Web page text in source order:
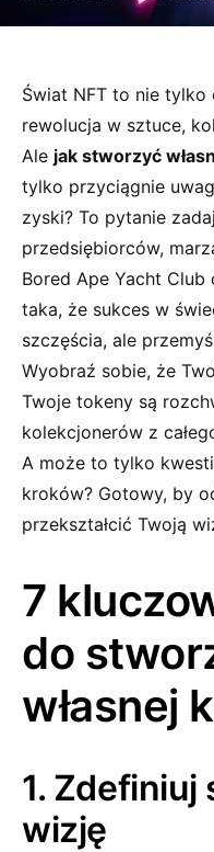
Świat NFT to nie
rewolucja w sztuce,
Ale jak stworzyć
tylko przyciągnie
zyski? To pytanie
przedsiębiorców,
Bored Ape Yacht
taka, że sukces w
szczęścia, ale
Wyobraź sobie, że
Twoje tokeny są
kolekcjonerów z
A może to tylko
kroków? Gotowy, by
przekształcić Twoją
7
do
własnej
1. Zdefiniuj
wizję